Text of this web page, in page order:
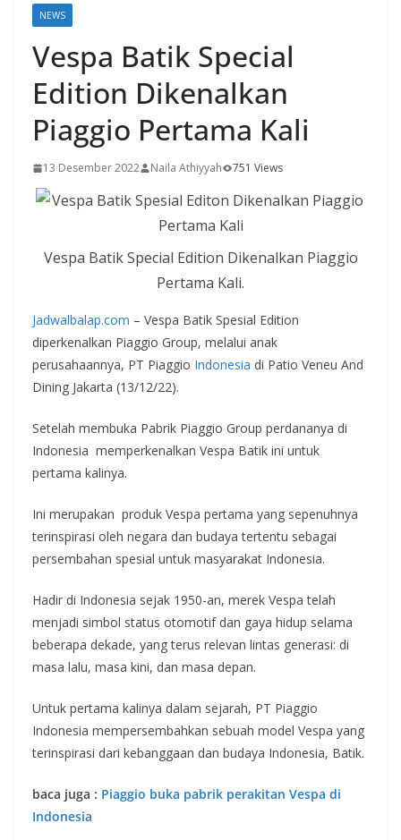
NEWS
Vespa Batik Special
Edition Dikenalkan
Piaggio Pertama Kali
13 Desember 2022 Naila Athiyyah 751 Views
Vespa Batik Special Edition Dikenalkan Piaggio
Pertama Kali.
Jadwalbalap.com – Vespa Batik Spesial Edition
diperkenalkan Piaggio Group, melalui anak
perusahaannya, PT Piaggio Indonesia di Patio Veneu And
Dining Jakarta (13/12/22).
Setelah membuka Pabrik Piaggio Group perdananya di
Indonesia memperkenalkan Vespa Batik ini untuk
pertama kalinya.
Ini merupakan produk Vespa pertama yang sepenuhnya
terinspirasi oleh negara dan budaya tertentu sebagai
persembahan spesial untuk masyarakat Indonesia.
Hadir di Indonesia sejak 1950-an, merek Vespa telah
menjadi simbol status otomotif dan gaya hidup selama
beberapa dekade, yang terus relevan lintas generasi: di
masa lalu, masa kini, dan masa depan.
Untuk pertama kalinya dalam sejarah, PT Piaggio
Indonesia mempersembahkan sebuah model Vespa yang
terinspirasi dari kebanggaan dan budaya Indonesia, Batik.
baca juga : Piaggio buka pabrik perakitan Vespa di
Indonesia